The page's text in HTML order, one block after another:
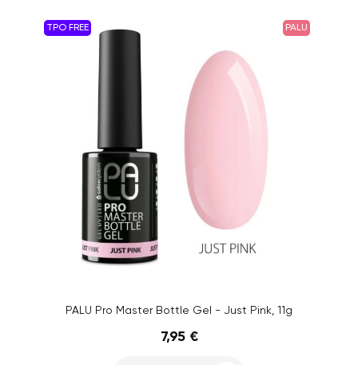
TPO FREE PALU
PALU Pro Master Bottle Gel - Just Pink, 11g
7,95 €